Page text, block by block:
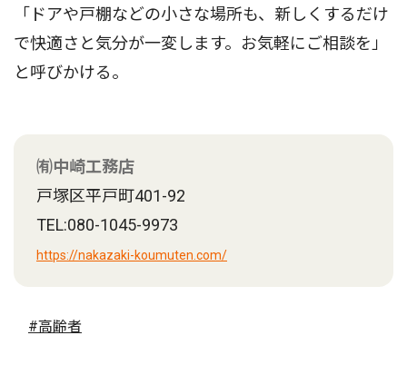
「ドアや戸棚などの小さな場所も、新しくするだけ
で快適さと気分が一変します。お気軽にご相談を」
と呼びかける。
㈲中崎工務店
戸塚区平戸町401-92
TEL:080-1045-9973
https://nakazaki-koumuten.com/
#高齢者